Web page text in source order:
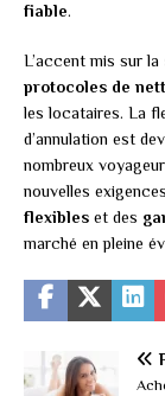
fiable.
L’accent mis sur la
protocoles de
les locataires. La
d’annulation est
nombreux
nouvelles
flexibles et des
marché en pleine